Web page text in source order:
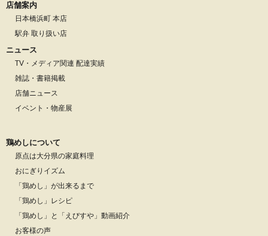
店舗案内
日本橋浜町 本店
駅弁 取り扱い店
ニュース
TV・メディア関連 配達実績
雑誌・書籍掲載
店舗ニュース
イベント・物産展
鶏めしについて
原点は大分県の家庭料理
おにぎりイズム
「鶏めし」が出来るまで
「鶏めし」レシピ
「鶏めし」と「えびすや」動画紹介
お客様の声